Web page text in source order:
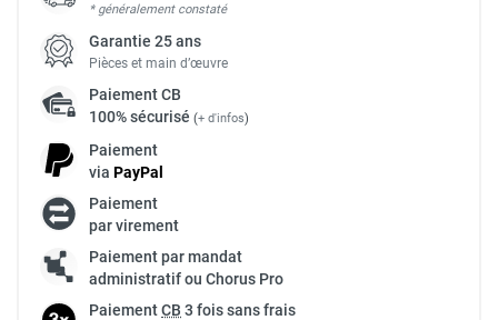
* généralement constaté
Garantie 25 ans
Pièces et main d’œuvre
PaiementCB
100% sécurisé (+ d'infos)
Paiement
via PayPal
Paiement
par virement
Paiement par mandat
administratif ou Chorus Pro
PaiementCB 3 fois sans frais